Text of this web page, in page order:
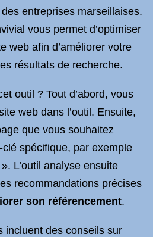
entreprises marseillaises.
vous permet d’optimiser
web afin d’améliorer votre
résultats de recherche.
outil ? Tout d’abord, vous
web dans l’outil. Ensuite,
que vous souhaitez
spécifique, par exemple
L’outil analyse ensuite
recommandations précises
son référencement.
incluent des conseils sur